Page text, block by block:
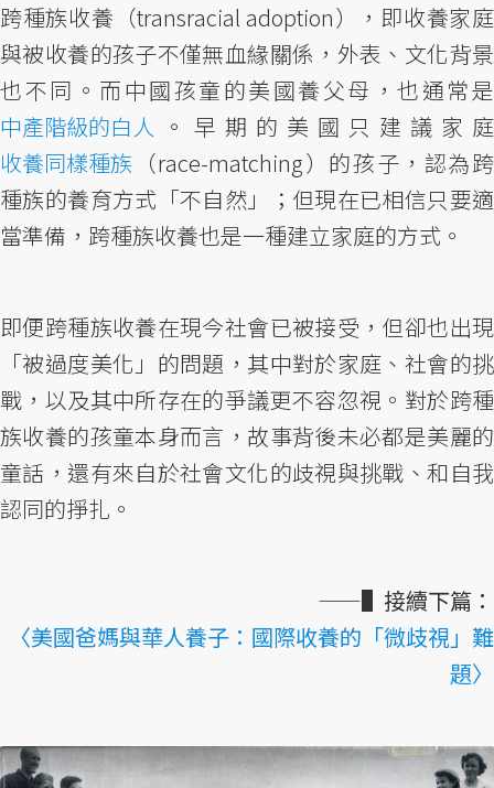
跨種族收養（transracial adoption），即收養家庭
與被收養的孩子不僅無血緣關係，外表、文化背景
也不同。而中國孩童的美國養父母，也通常是
中產階級的白人 。早期的美國只建議家庭
收養同樣種族 （race-matching）的孩子，認為跨
種族的養育方式「不自然」；但現在已相信只要適
當準備，跨種族收養也是一種建立家庭的方式。
即便跨種族收養在現今社會已被接受，但卻也出現
「被過度美化」的問題，其中對於家庭、社會的挑
戰，以及其中所存在的爭議更不容忽視。對於跨種
族收養的孩童本身而言，故事背後未必都是美麗的
童話，還有來自於社會文化的歧視與挑戰、和自我
認同的掙扎。
——▌接續下篇：
〈美國爸媽與華人養子：國際收養的「微歧視」難
題〉